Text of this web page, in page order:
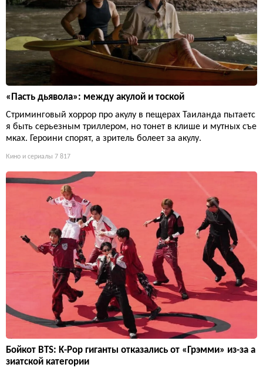
«Пасть дьявола»: между акулой и тоской
Стриминговый хоррор про акулу в пещерах Таиланда пытаетс
я быть серьезным триллером, но тонет в клише и мутных съе
мках. Героини спорят, а зритель болеет за акулу.
Кино и сериалы 7 817
Бойкот BTS: K-Pop гиганты отказались от «Грэмми» из-за а
зиатской категории